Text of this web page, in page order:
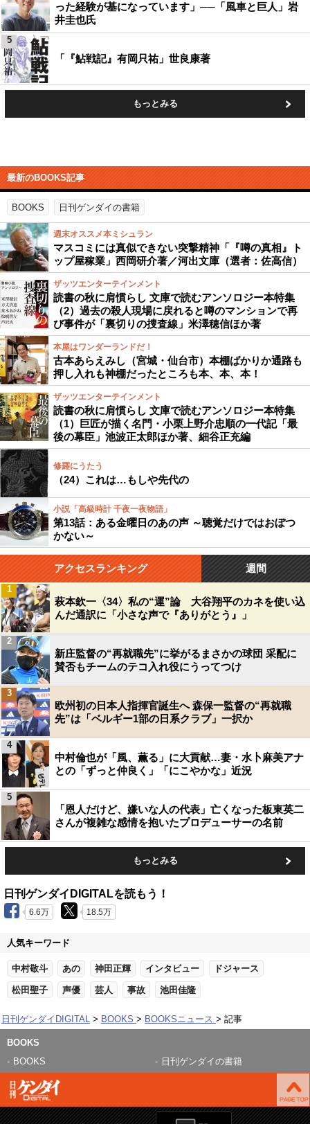
った経験が基になっています」──「風車と巨人」岩
井圭也氏
「『鮎戦記』有岡只祐」世良康著
5
もっとみる
最新のBOOKS記事
BOOKS 日刊ゲンダイの書籍
週末オススメ本ミシュラン
マスコミには真似できない突撃精神「『噂の真相』ト
ップ屋稼業」西岡研介著／河出文庫（選者：佐高信）
ザッツエンターテインメント
読書の秋に肩慣らし 文庫で読むアンソロジー本特集
（2）過去の殺人現場に戻れると噂のマンションで再
び事件が「裏切りの捜査線」米澤穂信ほか著
本屋はワンダーランドだ！
古本あらえみし（宮城・仙台市）本棚ばかりか通路も
押し入れも神棚だったところも本、本、本！
ザッツエンターテインメント
読書の秋に肩慣らし 文庫で読むアンソロジー本特集
（1）巨匠が描く名門・小栗上野介忠順の一代記「最
後の幕臣」池波正太郎ほか著、細谷正充編
修羅にうたう
（24）これは…もしや先代の
小説「高級時計 千夜一夜物語」
第13話：ある金曜日のあの声 ～聴覚だけではおぼつ
かない～
アクセスランキング 週間
萩本欽一〈34〉私の“運”論 大谷翔平のカネを使い込
んだ通訳に「小さな声で『ありがとう』」
1
新庄監督の“再就職先”に挙がるまさかの球団 采配に
賛否もチームのテコ入れ役にうってつけ
2
欧州初の日本人指揮官誕生へ 森保一監督の“再就職
先”は「ベルギー1部の日系クラブ」一択か
3
中村倫也が「風、薫る」に大貢献…妻・水卜麻美アナ
との「ずっと仲良く」「にこやかな」近況
4
「恩人だけど、嫌いな人の代表」亡くなった板東英二
さんが複雑な感情を抱いたプロデューサーの名前
5
もっとみる
日刊ゲンダイDIGITALを読もう！
6.6万 18.5万
人気キーワード
中村敬斗 あの 神田正輝 インタビュー ドジャース
松田聖子 声優 芸人 事故 池田佳隆
日刊ゲンダイDIGITAL BOOKS BOOKSニュース 記事
BOOKS
BOOKS
日刊ゲンダイの書籍